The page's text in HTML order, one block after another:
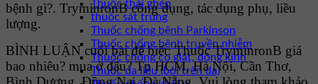
Thuốc thải ghép
thuốc sát trùng
Thuốc chống bệnh Parkinson
Thuốc chống bệnh truyền nhiễm
Thuốc chống co giật, động kinh
Thuốc da liễu (bôi trên da)
bệnh gì?. TryminronB công dụng, tác dụng phụ, liều
lượng.
BÌNH LUẬN cuối bài để biết: Thuốc TryminronB giá
bao nhiêu? mua ở đâu? Tp HCM, Hà Nội, Cần Thơ,